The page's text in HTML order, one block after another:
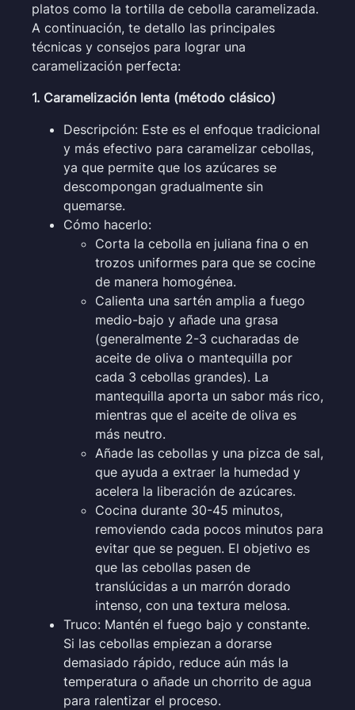
platos como la tortilla de cebolla caramelizada.
A continuación, te detallo las principales
técnicas y consejos para lograr una
caramelización perfecta:
1. Caramelización lenta (método clásico)
Descripción: Este es el enfoque tradicional
y más efectivo para caramelizar cebollas,
ya que permite que los azúcares se
descompongan gradualmente sin
quemarse.
Cómo hacerlo:
Corta la cebolla en juliana fina o en
trozos uniformes para que se cocine
de manera homogénea.
Calienta una sartén amplia a fuego
medio-bajo y añade una grasa
(generalmente 2-3 cucharadas de
aceite de oliva o mantequilla por
cada 3 cebollas grandes). La
mantequilla aporta un sabor más rico,
mientras que el aceite de oliva es
más neutro.
Añade las cebollas y una pizca de sal,
que ayuda a extraer la humedad y
acelera la liberación de azúcares.
Cocina durante 30-45 minutos,
removiendo cada pocos minutos para
evitar que se peguen. El objetivo es
que las cebollas pasen de
translúcidas a un marrón dorado
intenso, con una textura melosa.
Truco: Mantén el fuego bajo y constante.
Si las cebollas empiezan a dorarse
demasiado rápido, reduce aún más la
temperatura o añade un chorrito de agua
para ralentizar el proceso.